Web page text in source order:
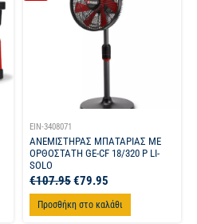
EIN-3408071
ΑΝΕΜΙΣΤΗΡΑΣ ΜΠΑΤΑΡΙΑΣ ΜΕ
ΟΡΘΟΣΤΑΤΗ GE-CF 18/320 P LI-
SOLO
€107.95€79.95
Προσθήκη στο καλάθι